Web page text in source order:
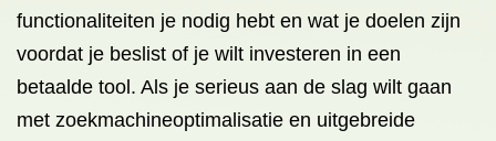
functionaliteiten je nodig hebt en wat je doelen zijn
voordat je beslist of je wilt investeren in een
betaalde tool. Als je serieus aan de slag wilt gaan
met zoekmachineoptimalisatie en uitgebreide